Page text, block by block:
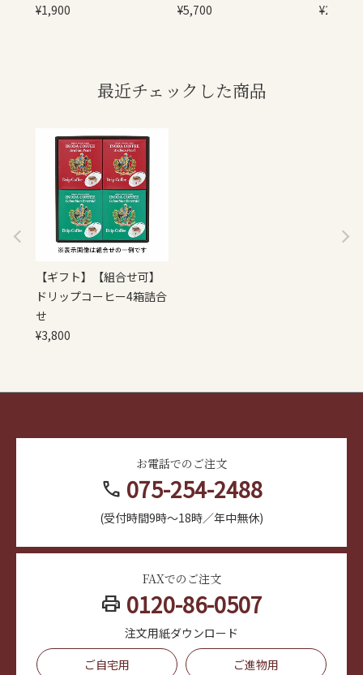
¥1,900
¥5,700
¥2,850
最近チェックした商品
【ギフト】【組合せ可】
ドリップコーヒー4箱詰合
せ
¥3,800
お電話でのご注文
call 075-254-2488
(受付時間9時～18時／年中無休)
FAXでのご注文
print 0120-86-0507
注文用紙ダウンロード
ご自宅用
ご進物用